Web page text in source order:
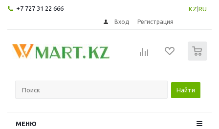
+7 727 31 22 666 KZ RU
Вход Регистрация
Найти
МЕНЮ